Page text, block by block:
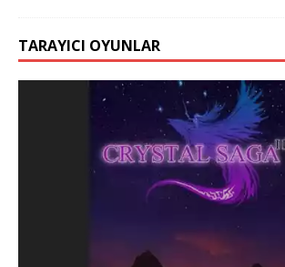
TARAYICI OYUNLAR